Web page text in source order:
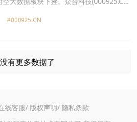
21.1元，盛邦安全(688651.CN)跌2.75%
跌2.45%报3.98元，航天宏图
#000925.CN
没有更多数据了
线客服/ 版权声明/ 隐私条款